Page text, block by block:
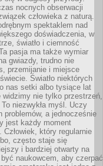
nocnych obserwacji
człowieka z naturą.
spektaklem nad
doświadczenia, w
światło i ciemność
pasja ma także wymiar
gwiazdy, trudno nie
przemijanie i miejsce
Światło niektórych
nas setki albo tysiące lat
nie tylko przestrzeń,
niezwykła myśl. Uczy
problemów, a jednocześnie
jest każdy moment
który regularnie
często staje się
i bardziej otwarty na
naukowcem, aby czerpać